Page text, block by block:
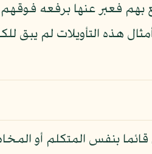
فعبر عنها برفعه
هذه التأويلات لم يبق
بنفس المتكلم أو